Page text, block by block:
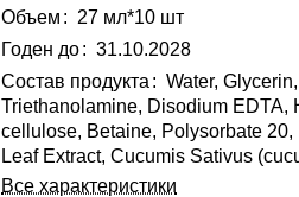
Объем : 27 мл*10 шт
Годен до: 31.10.2028
Состав продукта : Water,
Triethanolamine, Disodium EDTA,
cellulose, Betaine, Polysorbate
Leaf Extract, Cucumis Sativus
Все характеристики